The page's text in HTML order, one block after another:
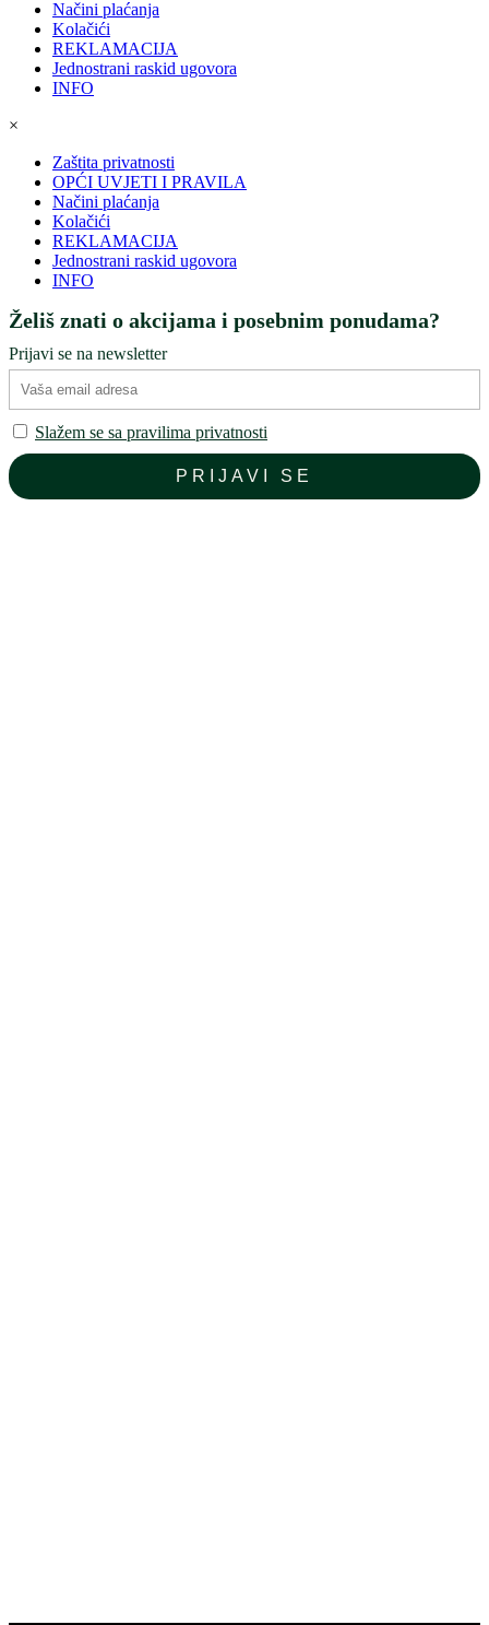
Načini plaćanja
Kolačići
REKLAMACIJA
Jednostrani raskid ugovora
INFO
×
Zaštita privatnosti
OPĆI UVJETI I PRAVILA
Načini plaćanja
Kolačići
REKLAMACIJA
Jednostrani raskid ugovora
INFO
Želiš znati o akcijama i posebnim ponudama?
Prijavi se na newsletter
Slažem se sa pravilima privatnosti